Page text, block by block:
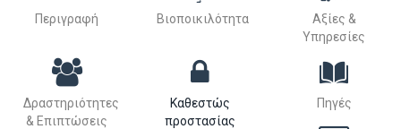
Περιγραφή Βιοποικιλότητα
Αξίες &
Υπηρεσίες
Δραστηριότητες
& Επιπτώσεις
Καθεστώς
προστασίας
Πηγές